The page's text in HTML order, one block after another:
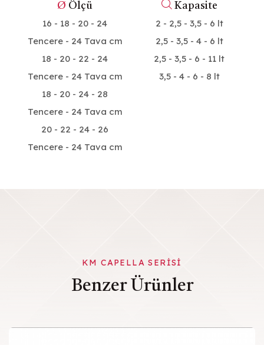
Ø Ölçü
16 - 18 - 20 - 24
Tencere - 24 Tava cm
18 - 20 - 22 - 24
Tencere - 24 Tava cm
18 - 20 - 24 - 28
Tencere - 24 Tava cm
20 - 22 - 24 - 26
Tencere - 24 Tava cm
Kapasite
2 - 2,5 - 3,5 - 6 lt
2,5 - 3,5 - 4 - 6 lt
2,5 - 3,5 - 6 - 11 lt
3,5 - 4 - 6 - 8 lt
KM CAPELLA SERISI
Benzer Ürünler